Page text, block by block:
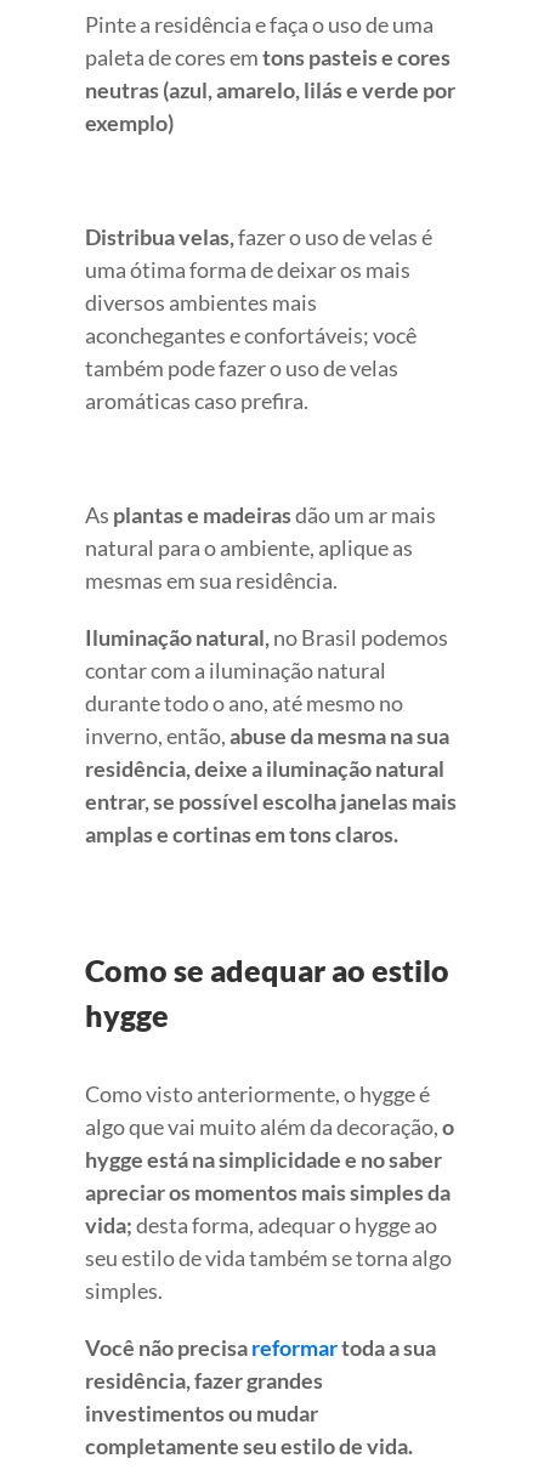
Pinte a residência e faça o uso de uma
paleta de cores emtons pasteis e cores
neutras (azul, amarelo, lilás e verde por
exemplo)
Distribua velas,fazer o uso de velas é
uma ótima forma de deixar os mais
diversos ambientes mais
aconchegantes e confortáveis; você
também pode fazer o uso de velas
aromáticas caso prefira.
As plantas e madeirasdão um ar mais
natural para o ambiente, aplique as
mesmas em sua residência.
Iluminação natural,no Brasil podemos
contar com a iluminação natural
durante todo o ano, até mesmo no
inverno, então,abuse da mesma na sua
residência, deixe a iluminação natural
entrar, se possível escolha janelas mais
amplas e cortinas em tons claros.
Como se adequar ao estilo
hygge
Como visto anteriormente, o hygge é
algo que vai muito além da decoração,o
hygge está na simplicidade e no saber
apreciar os momentos mais simples da
vida;desta forma, adequar o hygge ao
seu estilo de vida também se torna algo
simples.
Você não precisareformartoda a sua
residência, fazer grandes
investimentos ou mudar
completamente seu estilo de vida.